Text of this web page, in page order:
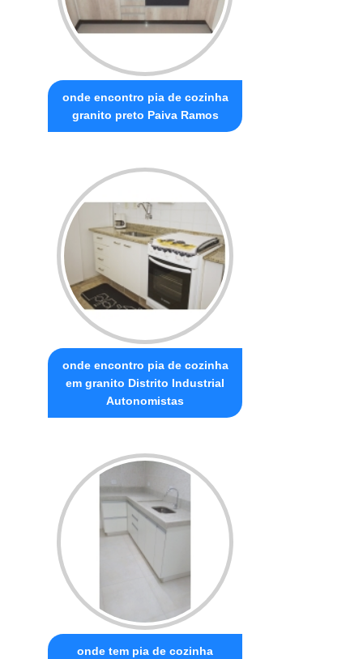
onde encontro pia de cozinha
granito preto Paiva Ramos
onde encontro pia de cozinha
em granito Distrito Industrial
Autonomistas
onde tem pia de cozinha